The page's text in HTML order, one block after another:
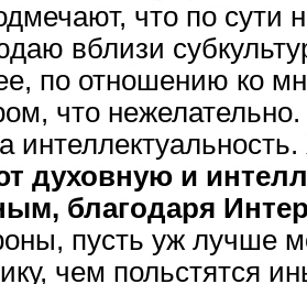
что по сути
вблизи
по отношению ко
что нежелательно.
интеллектуальность.
духовную и
благодаря
пусть уж лучше
чем польстятся